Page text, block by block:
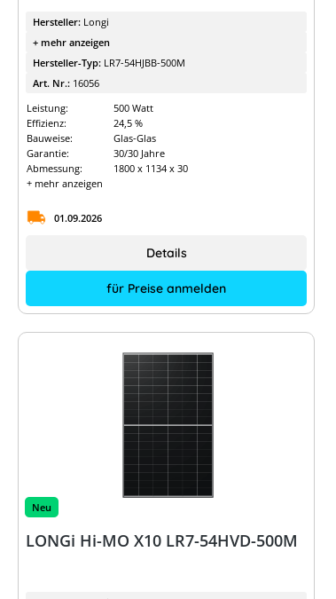
Hersteller: Longi
+ mehr anzeigen
Hersteller-Typ: LR7-54HJBB-500M
Art. Nr.: 16056
Leistung:
500 Watt
Effizienz:
24,5 %
Bauweise:
Glas-Glas
Garantie:
30/30 Jahre
Abmessung:
1800 x 1134 x 30
+ mehr anzeigen
01.09.2026
für Preise anmelden
Details
Neu
LONGi Hi-MO X10 LR7-54HVD-500M